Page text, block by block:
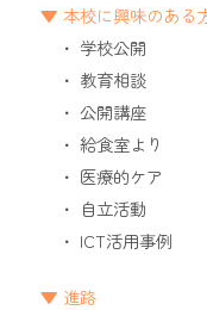
本校に興味のある
学校公開
教育相談
公開講座
給食室より
医療的ケア
自立活動
ICT活用事例
進路